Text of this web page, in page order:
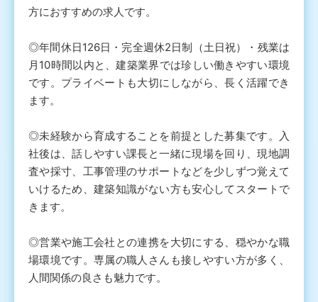
方におすすめの求人です。
◎年間休日126日・完全週休2日制（土日祝）・残業は
月10時間以内と、建築業界では珍しい働きやすい環境
です。プライベートも大切にしながら、長く活躍でき
ます。
◎未経験から育成することを前提とした募集です。入
社後は、話しやすい課長と一緒に現場を回り、現地調
査や採寸、工事管理のサポートなどを少しずつ覚えて
いけるため、建築知識がない方も安心してスタートで
きます。
◎営業や施工会社との連携を大切にする、穏やかな職
場環境です。専属の職人さんも接しやすい方が多く、
人間関係の良さも魅力です。